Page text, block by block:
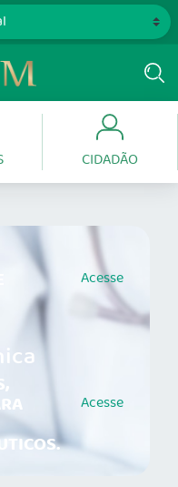
CIDADÃO
Acesse
Acesse